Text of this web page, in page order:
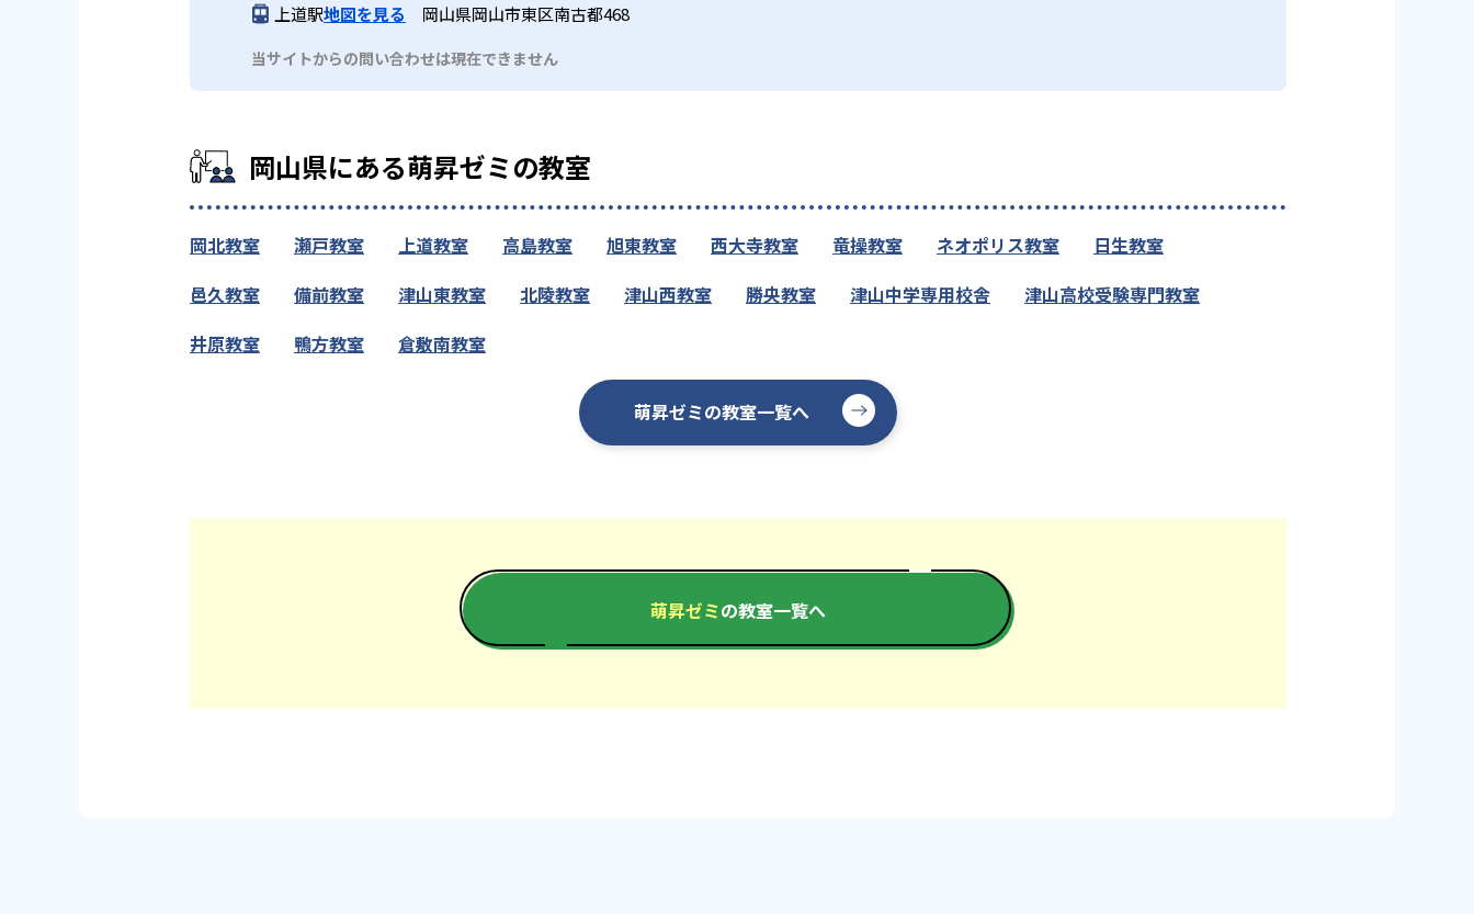
上道駅地図を見る 岡山県岡山市東区南古都468
当サイトからの問い合わせは現在できません
岡山県にある萌昇ゼミの教室
岡北教室 瀬戸教室 上道教室 高島教室 旭東教室 西大寺教室 竜操教室 ネオポリス教室
日生教室
邑久教室
備前教室 津山東教室 北陵教室 津山西教室 勝央教室 津山中学専用校舎
津山高校受験専門教室
井原教室
鴨方教室 倉敷南教室
萌昇ゼミの教室一覧へ
萌昇ゼミの教室一覧へ